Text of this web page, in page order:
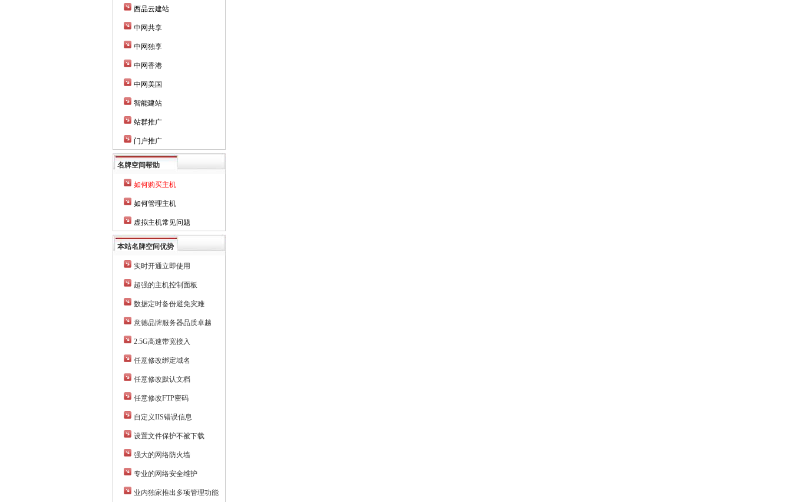
西品云建站
中网共享
中网独享
中网香港
中网美国
智能建站
站群推广
门户推广
名牌空间帮助
如何购买主机
如何管理主机
虚拟主机常见问题
本站名牌空间优势
实时开通立即使用
超强的主机控制面板
数据定时备份避免灾难
意德品牌服务器品质卓越
2.5G高速带宽接入
任意修改绑定域名
任意修改默认文档
任意修改FTP密码
自定义IIS错误信息
设置文件保护不被下载
强大的网络防火墙
专业的网络安全维护
业内独家推出多项管理功能